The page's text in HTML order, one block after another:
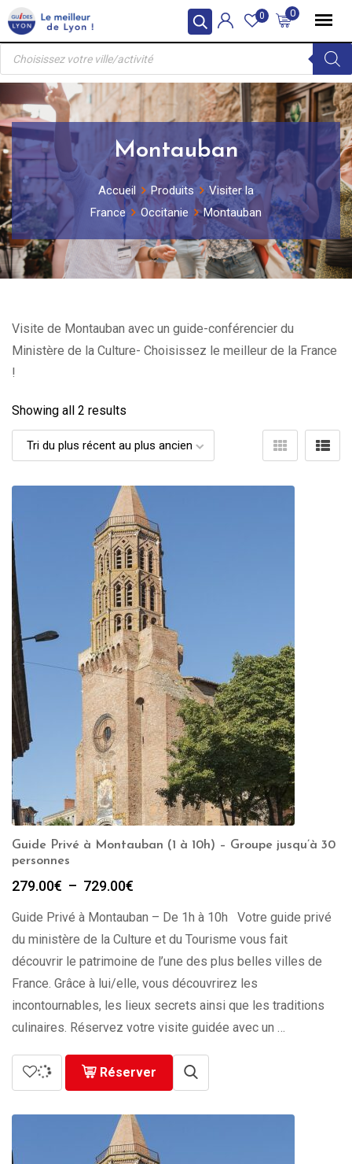
Skip
to
content
0
0
Recherche
produits
Montauban
Accueil Produits
Visiter la
France
Occitanie Montauban
Visite de Montauban avec un guide-conférencier du
Ministère de la Culture- Choisissez le meilleur de la France
!
Showing all 2 results
Guide Privé à Montauban (1 à 10h) – Groupe jusqu’à 30
personnes
279.00€ – 729.00€
prix :
279.00€
à
729.00€
Guide Privé à Montauban – De 1h à 10h Votre guide privé
du ministère de la Culture et du Tourisme vous fait
découvrir le patrimoine de l’une des plus belles villes de
France. Grâce à lui/elle, vous découvrirez les
incontournables, les lieux secrets ainsi que les traditions
culinaires. Réservez votre visite guidée avec un …
Réserver